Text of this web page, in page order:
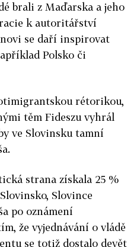
brali z Maďarska a jeho
k autoritářství
se daří inspirovat
Polsko či
rétorikou,
těm Fideszu vyhrál
ve Slovinsku tamní
strana získala 25 %
Slovince
po oznámení
že vyjednávání o vládě
se totiž dostalo devět